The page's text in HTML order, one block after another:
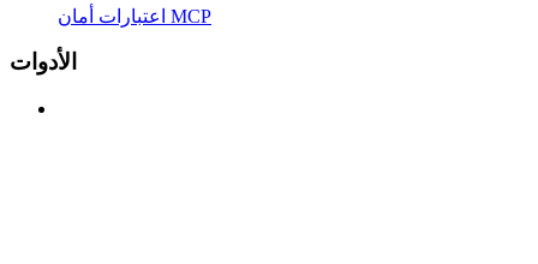
اعتبارات أمان MCP
الأدوات